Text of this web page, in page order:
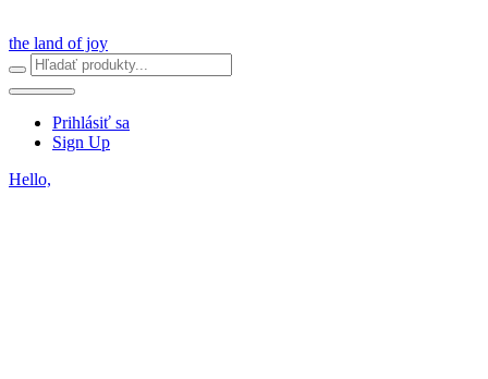
the land of joy
Prihlásiť sa
Sign Up
Hello,